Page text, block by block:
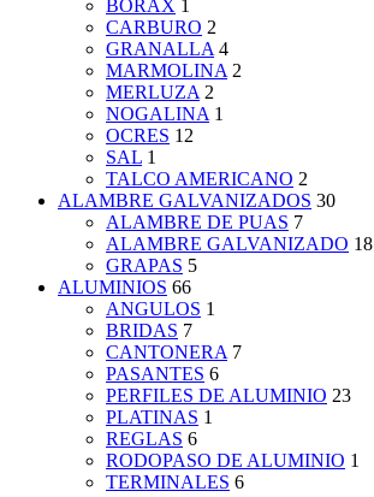
BORAX 1
CARBURO 2
GRANALLA 4
MARMOLINA 2
MERLUZA 2
NOGALINA 1
OCRES 12
SAL 1
TALCO AMERICANO 2
ALAMBRE GALVANIZADOS 30
ALAMBRE DE PUAS 7
ALAMBRE GALVANIZADO 18
GRAPAS 5
ALUMINIOS 66
ANGULOS 1
BRIDAS 7
CANTONERA 7
PASANTES 6
PERFILES DE ALUMINIO 23
PLATINAS 1
REGLAS 6
RODOPASO DE ALUMINIO 1
TERMINALES 6